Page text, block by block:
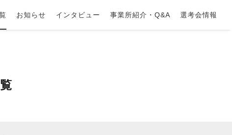
お知らせ インタビュー 事業所紹介・Q&A 選考会情報